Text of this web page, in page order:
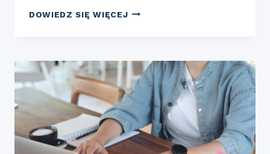
DOWIEDZ SIĘ WIĘCEJJAKIE
POPEŁNIANE
PRZEZ
STUDENTÓW
KIERUNKÓW
STOSUNKÓW
MIĘDZYNARODOWYCH?